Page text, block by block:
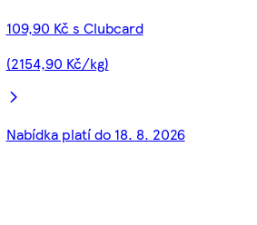
109,90 Kč s Clubcard
(2154,90 Kč/kg)
Nabídka platí do 18. 8. 2026